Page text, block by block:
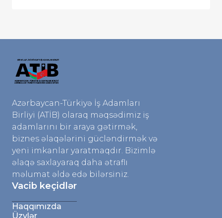
Azərbaycan-Türkiyə İş Adamları
Birliyi (ATİB) olaraq məqsədimiz iş
adamlarını bir araya gətirmək,
biznes əlaqələrini gücləndirmək və
yeni imkanlar yaratmaqdır. Bizimlə
əlaqə saxlayaraq daha ətraflı
məlumat əldə edə bilərsiniz.
Vacib keçidlər
Haqqımızda
Üzvlər